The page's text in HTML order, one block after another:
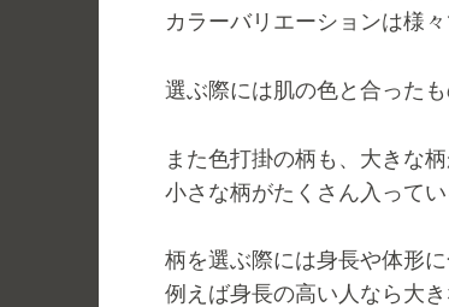
カラーバリエーションは様々
選ぶ際には肌の色と合った
また色打掛の柄も、大きな
小さな柄がたくさん入ってい
柄を選ぶ際には身長や体形
例えば身長の高い人なら大